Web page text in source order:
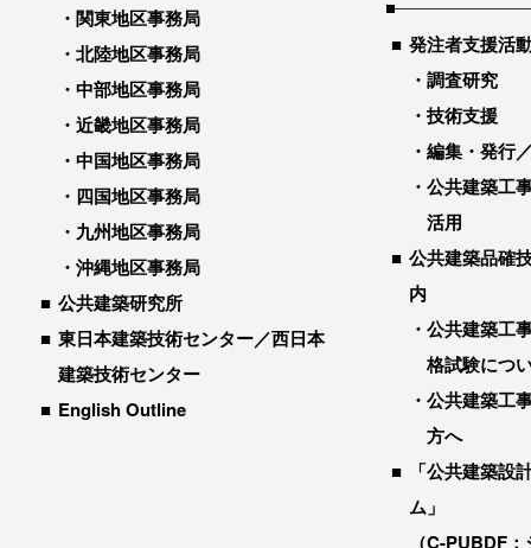
関東地区事務局
北陸地区事務局
中部地区事務局
近畿地区事務局
中国地区事務局
四国地区事務局
九州地区事務局
沖縄地区事務局
公共建築研究所
東日本建築技術センター／西日本
建築技術センター
English Outline
発注者支援活
調査研究
技術支援
編集・発行
公共建築工
活用
公共建築品確
内
公共建築工
格試験につ
公共建築工
方へ
「公共建築設
ム」
（C-PUBDF